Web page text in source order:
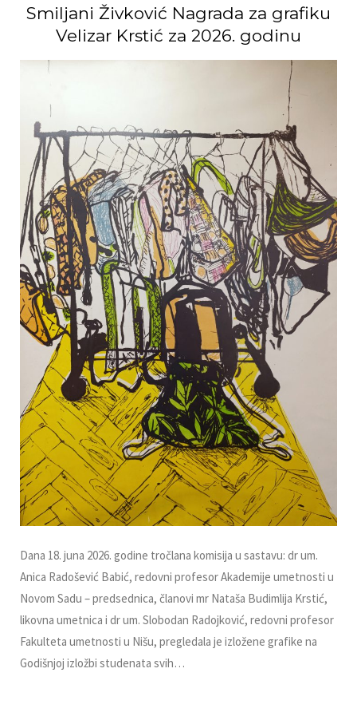
Smiljani Živković Nagrada za grafiku
Velizar Krstić za 2026. godinu
Dana 18. juna 2026. godine tročlana komisija u sastavu: dr um.
Anica Radošević Babić, redovni profesor Akademije umetnosti u
Novom Sadu – predsednica, članovi mr Nataša Budimlija Krstić,
likovna umetnica i dr um. Slobodan Radojković, redovni profesor
Fakulteta umetnosti u Nišu, pregledala je izložene grafike na
Godišnjoj izložbi studenata svih…